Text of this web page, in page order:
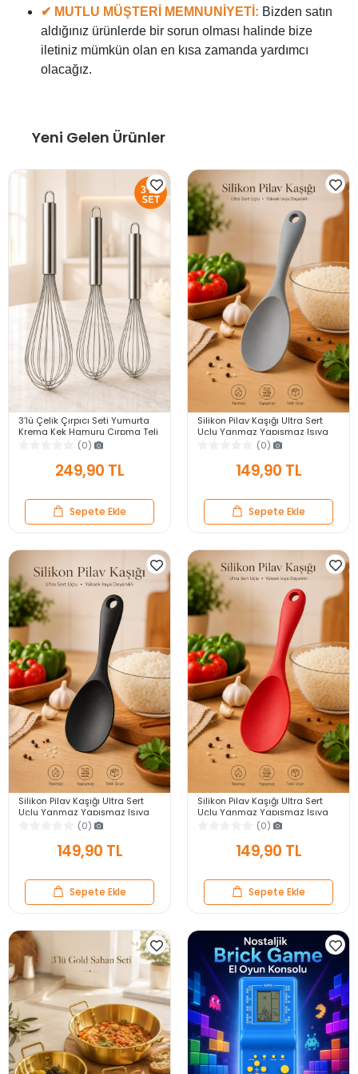
✔ MUTLU MÜŞTERİ MEMNUNİYETİ: Bizden satın
aldığınız ürünlerde bir sorun olması halinde bize
iletiniz mümkün olan en kısa zamanda yardımcı
olacağız.
Yeni Gelen Ürünler
3’lü Çelik Çırpıcı Seti Yumurta
Krema Kek Hamuru Çırpma Teli
Pratik Sos Karıştırıcı Mutfak Teli
(0)
249,90 TL
Sepete Ekle
Silikon Pilav Kaşığı Ultra Sert
Uçlu Yanmaz Yapışmaz Isıya
Dayanıklı Gri Servis Yemek
(0)
149,90 TL
Sepete Ekle
Silikon Pilav Kaşığı Ultra Sert
Uçlu Yanmaz Yapışmaz Isıya
Dayanıklı Siyah Servis Yemek
(0)
149,90 TL
Sepete Ekle
Silikon Pilav Kaşığı Ultra Sert
Uçlu Yanmaz Yapışmaz Isıya
Dayanıklı Kırmızı Servis Yemek
(0)
149,90 TL
Sepete Ekle